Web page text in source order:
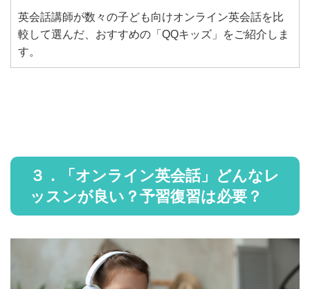
英会話講師が数々の子ども向けオンライン英会話を比
較して選んだ、おすすめの「QQキッズ」をご紹介しま
す。
３．「オンライン英会話」どんなレ
ッスンが良い？予習復習は必要？